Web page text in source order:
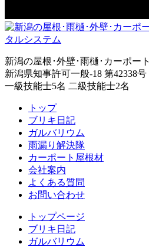
新潟の屋根･外壁･雨樋･カーポート
新潟県知事許可一般-18 第42338号
一級技能士5名 二級技能士2名
トップ
ブリキ日記
ガルバリウム
雨漏り解決隊
カーポート屋根材
会社案内
よくある質問
お問い合わせ
トップページ
ブリキ日記
ガルバリウム